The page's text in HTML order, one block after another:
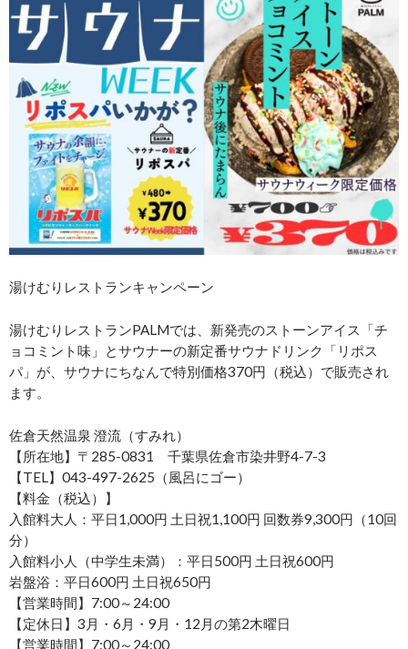
湯けむりレストランキャンペーン
湯けむりレストランPALMでは、新発売のストーンアイス「チ
ョコミント味」とサウナーの新定番サウナドリンク「リポス
パ」が、サウナにちなんで特別価格370円（税込）で販売され
ます。
佐倉天然温泉 澄流（すみれ）
【所在地】〒285-0831 千葉県佐倉市染井野4-7-3
【TEL】043-497-2625（風呂にゴー）
【料金（税込）】
入館料大人：平日1,000円 土日祝1,100円 回数券9,300円（10回
分）
入館料小人（中学生未満）：平日500円 土日祝600円
岩盤浴：平日600円 土日祝650円
【営業時間】7:00～24:00
【定休日】3月・6月・9月・12月の第2木曜日
【営業時間】7:00～24:00